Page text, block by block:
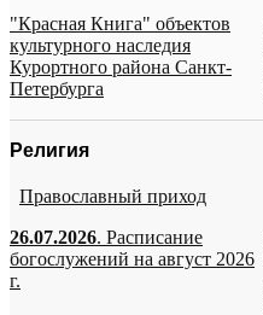
"Красная Книга" объектов
культурного наследия
Курортного района Санкт-
Петербурга
Религия
Православный приход
26.07.2026. Расписание
богослужений на август 2026
г.